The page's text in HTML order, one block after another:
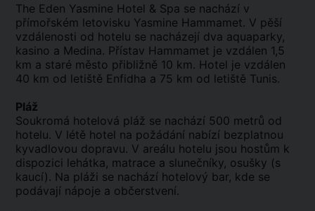
The Eden Yasmine Hotel & Spa se nachází v
přímořském letovisku Yasmine Hammamet. V pěší
vzdálenosti od hotelu se nacházejí dva aquaparky,
kasino a Medina. Přístav Hammamet je vzdálen 1,5
km a staré město přibližně 10 km. Hotel je vzdálen
40 km od letiště Enfidha a 75 km od letiště Tunis.
Pláž
Soukromá hotelová pláž se nachází 500 metrů od
hotelu. V létě hotel na požádání nabízí bezplatnou
kyvadlovou dopravu. V areálu hotelu jsou hostům k
dispozici lehátka, matrace a slunečníky, osušky (s
kaucí). Na pláži se nachází hotelový bar, kde se
podávají nápoje a občerstvení.